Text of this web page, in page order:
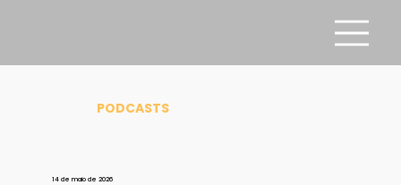
PODCASTS
14 de maio de 2026